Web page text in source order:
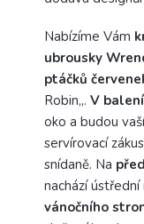
Nabízíme Vám
ubrousky
ptáčků
Robin,,. V
oko a budou
servírovací
snídaně. Na
nachází
vánočního